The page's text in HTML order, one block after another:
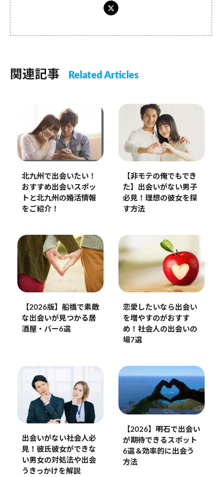
関連記事 Related Articles
北九州で出会いたい！
おすすめ出会いスポッ
トと北九州の婚活情報
をご紹介！
【非モテの俺でもでき
た】出会いがない男子
必見！理想の彼女を探
す方法
【2026版】船橋で素敵
な出会いが見つかる居
酒屋・バー6選
恋愛したいなら出会い
を増やすのがおすす
め！社会人の出会いの
場7選
出会いがない社会人必
見！彼氏彼女ができな
い男女の対処法や出会
うきっかけを解説
【2026】明石で出会い
が期待できるスポット
6選＆効率的に出会う
方法